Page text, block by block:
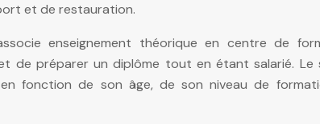
et de restauration.
enseignement théorique en centre de
de préparer un diplôme tout en étant salarié. Le
fonction de son âge, de son niveau de